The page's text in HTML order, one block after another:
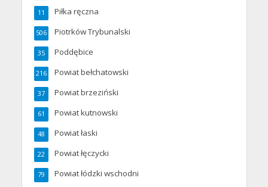
Piłka ręczna
11
Piotrków Trybunalski
506
Poddębice
35
Powiat bełchatowski
216
Powiat brzeziński
37
Powiat kutnowski
61
Powiat łaski
48
Powiat łęczycki
22
Powiat łódzki wschodni
79